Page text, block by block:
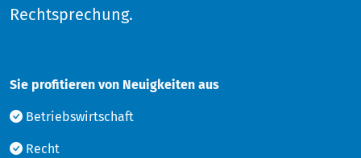
Rechtsprechung.
Sie profitieren von Neuigkeiten aus
Betriebswirtschaft
Recht